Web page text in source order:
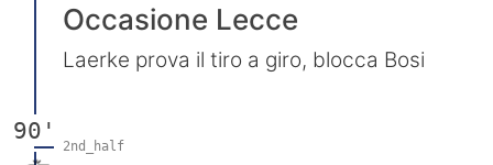
Occasione Lecce
Laerke prova il tiro a giro, blocca Bosi
90'
2nd_half